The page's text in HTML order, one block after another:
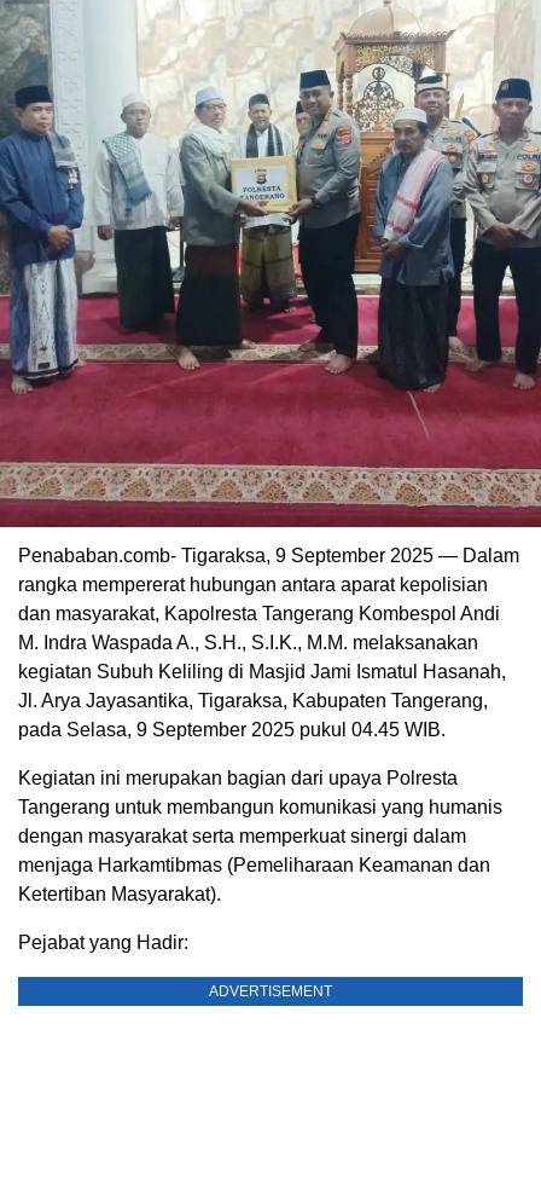
Penababan.comb- Tigaraksa, 9 September 2025 — Dalam
rangka mempererat hubungan antara aparat kepolisian
dan masyarakat, Kapolresta Tangerang Kombespol Andi
M. Indra Waspada A., S.H., S.I.K., M.M. melaksanakan
kegiatan Subuh Keliling di Masjid Jami Ismatul Hasanah,
Jl. Arya Jayasantika, Tigaraksa, Kabupaten Tangerang,
pada Selasa, 9 September 2025 pukul 04.45 WIB.
Kegiatan ini merupakan bagian dari upaya Polresta
Tangerang untuk membangun komunikasi yang humanis
dengan masyarakat serta memperkuat sinergi dalam
menjaga Harkamtibmas (Pemeliharaan Keamanan dan
Ketertiban Masyarakat).
Pejabat yang Hadir:
ADVERTISEMENT